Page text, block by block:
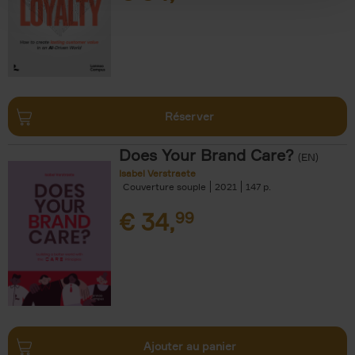
Réserver
Does Your Brand Care? (EN)
Isabel Verstraete
Couverture souple
2021 147
€ 34,99
Ajouter au panier